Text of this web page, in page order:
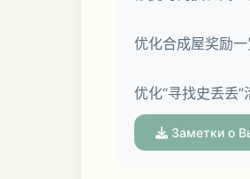
全球首款清新换
《暖暖环游世界
游戏第一！国内
优化合成屋奖励
优化“寻找史丢丢”
Заметки о